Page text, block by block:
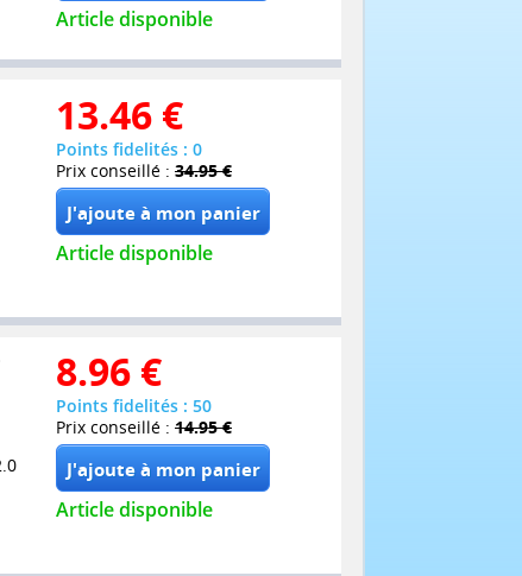
Article disponible
13.46 €
Points fidelités : 0
Prix conseillé : 34.95 €
Article disponible
8.96 €
Points fidelités : 50
Prix conseillé : 14.95 €
Article disponible